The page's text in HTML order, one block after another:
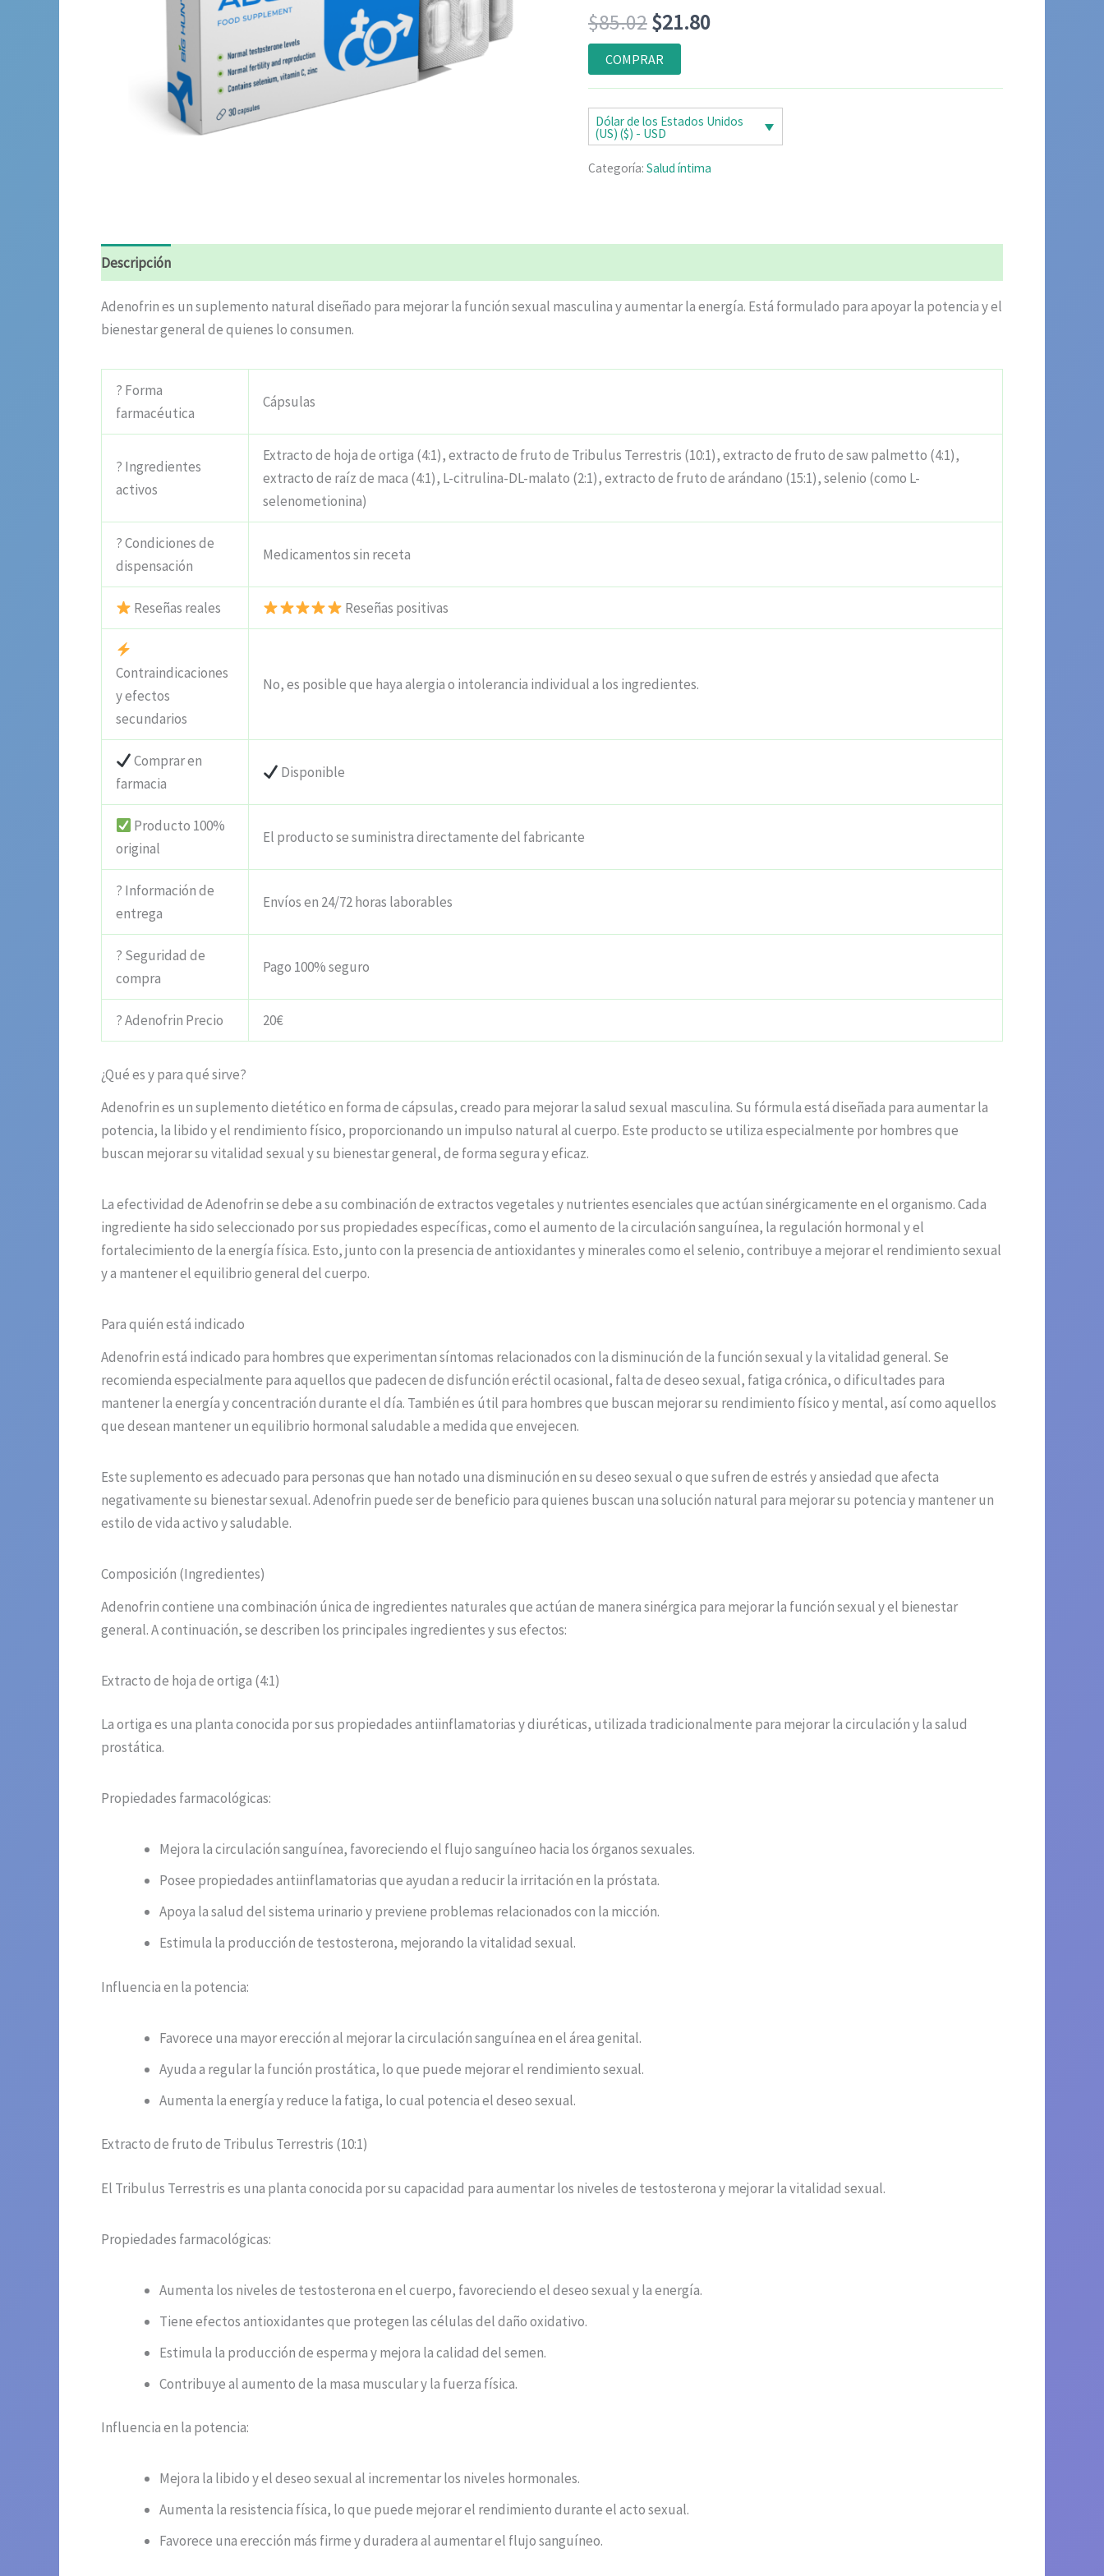
con4.83de
5 en base
a
valoraciones
de clientes
$85.02El
precio
original
era:
$85.02.
$21.80El
actual
es:
$21.80.
COMPRAR
Dólar de los Estados Unidos
(US) ($) - USD
Categoría: Salud íntima
Descripción
Adenofrin es un suplemento natural diseñado para mejorar la función sexual masculina y aumentar la energía. Está formulado para apoyar la potencia y el
bienestar general de quienes lo consumen.
? Forma
farmacéutica
Cápsulas
? Ingredientes
activos
Extracto de hoja de ortiga (4:1), extracto de fruto de Tribulus Terrestris (10:1), extracto de fruto de saw palmetto (4:1),
extracto de raíz de maca (4:1), L-citrulina-DL-malato (2:1), extracto de fruto de arándano (15:1), selenio (como L-
selenometionina)
? Condiciones de
dispensación
Medicamentos sin receta
Reseñas reales Reseñas positivas
Contraindicaciones
y efectos
secundarios
No, es posible que haya alergia o intolerancia individual a los ingredientes.
Comprar en
farmacia
Disponible
Producto 100%
original
El producto se suministra directamente del fabricante
? Información de
entrega
Envíos en 24/72 horas laborables
? Seguridad de
compra
Pago 100% seguro
? Adenofrin Precio 20€
¿Qué es y para qué sirve?
Adenofrin es un suplemento dietético en forma de cápsulas, creado para mejorar la salud sexual masculina. Su fórmula está diseñada para aumentar la
potencia, la libido y el rendimiento físico, proporcionando un impulso natural al cuerpo. Este producto se utiliza especialmente por hombres que
buscan mejorar su vitalidad sexual y su bienestar general, de forma segura y eficaz.
La efectividad de Adenofrin se debe a su combinación de extractos vegetales y nutrientes esenciales que actúan sinérgicamente en el organismo. Cada
ingrediente ha sido seleccionado por sus propiedades específicas, como el aumento de la circulación sanguínea, la regulación hormonal y el
fortalecimiento de la energía física. Esto, junto con la presencia de antioxidantes y minerales como el selenio, contribuye a mejorar el rendimiento sexual
y a mantener el equilibrio general del cuerpo.
Para quién está indicado
Adenofrin está indicado para hombres que experimentan síntomas relacionados con la disminución de la función sexual y la vitalidad general. Se
recomienda especialmente para aquellos que padecen de disfunción eréctil ocasional, falta de deseo sexual, fatiga crónica, o dificultades para
mantener la energía y concentración durante el día. También es útil para hombres que buscan mejorar su rendimiento físico y mental, así como aquellos
que desean mantener un equilibrio hormonal saludable a medida que envejecen.
Este suplemento es adecuado para personas que han notado una disminución en su deseo sexual o que sufren de estrés y ansiedad que afecta
negativamente su bienestar sexual. Adenofrin puede ser de beneficio para quienes buscan una solución natural para mejorar su potencia y mantener un
estilo de vida activo y saludable.
Composición (Ingredientes)
Adenofrin contiene una combinación única de ingredientes naturales que actúan de manera sinérgica para mejorar la función sexual y el bienestar
general. A continuación, se describen los principales ingredientes y sus efectos:
Extracto de hoja de ortiga (4:1)
La ortiga es una planta conocida por sus propiedades antiinflamatorias y diuréticas, utilizada tradicionalmente para mejorar la circulación y la salud
prostática.
Propiedades farmacológicas:
Mejora la circulación sanguínea, favoreciendo el flujo sanguíneo hacia los órganos sexuales.
Posee propiedades antiinflamatorias que ayudan a reducir la irritación en la próstata.
Apoya la salud del sistema urinario y previene problemas relacionados con la micción.
Estimula la producción de testosterona, mejorando la vitalidad sexual.
Influencia en la potencia:
Favorece una mayor erección al mejorar la circulación sanguínea en el área genital.
Ayuda a regular la función prostática, lo que puede mejorar el rendimiento sexual.
Aumenta la energía y reduce la fatiga, lo cual potencia el deseo sexual.
Extracto de fruto de Tribulus Terrestris (10:1)
El Tribulus Terrestris es una planta conocida por su capacidad para aumentar los niveles de testosterona y mejorar la vitalidad sexual.
Propiedades farmacológicas:
Aumenta los niveles de testosterona en el cuerpo, favoreciendo el deseo sexual y la energía.
Tiene efectos antioxidantes que protegen las células del daño oxidativo.
Estimula la producción de esperma y mejora la calidad del semen.
Contribuye al aumento de la masa muscular y la fuerza física.
Influencia en la potencia:
Mejora la libido y el deseo sexual al incrementar los niveles hormonales.
Aumenta la resistencia física, lo que puede mejorar el rendimiento durante el acto sexual.
Favorece una erección más firme y duradera al aumentar el flujo sanguíneo.